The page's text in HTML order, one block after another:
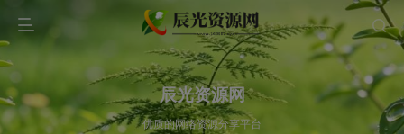
辰光资源网
优质的网络资源分享平台